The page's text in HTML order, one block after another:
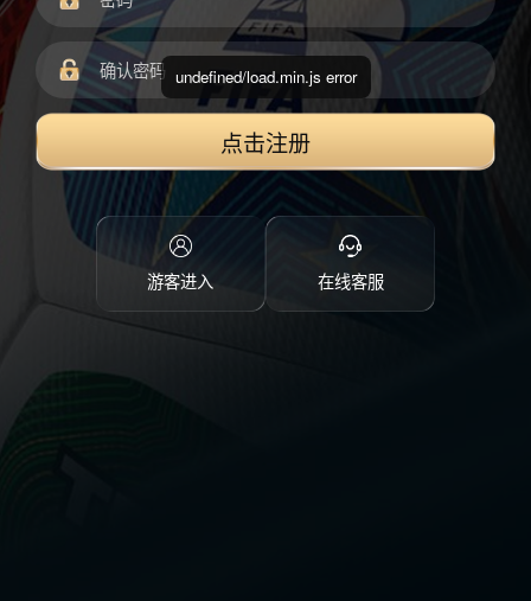
点击注册
游客进入 在线客服
undefined/load.min.js error